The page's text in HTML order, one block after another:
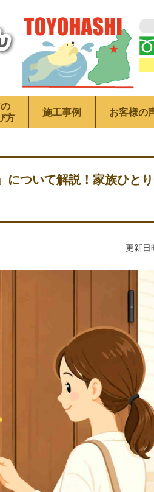
方
施工事例 お客様の
ついて解説！家族ひと
更新日